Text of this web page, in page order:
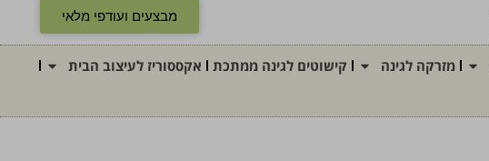
מבצעים ועודפי מלאי
מזרקה לגינה קישוטים לגינה ממתכת
אקססוריז לעיצוב הבית